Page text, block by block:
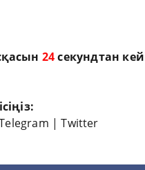
23секундтан
|Twitter